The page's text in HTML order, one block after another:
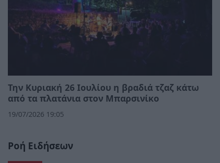
Την Κυριακή 26 Ιουλίου η βραδιά τζαζ κάτω
από τα πλατάνια στον Μπαρσινίκο
19/07/2026 19:05
Ροή Ειδήσεων